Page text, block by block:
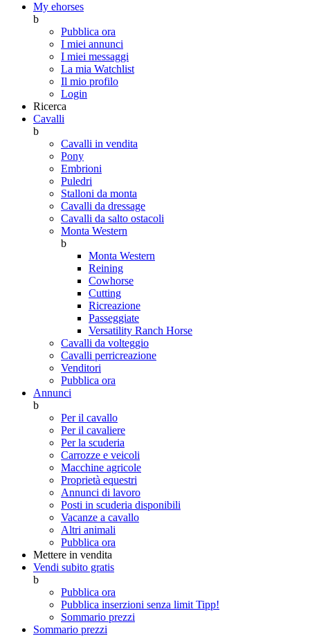
My ehorses
b
Pubblica ora
I miei annunci
I miei messaggi
La mia Watchlist
Il mio profilo
Login
Ricerca
Cavalli
b
Cavalli in vendita
Pony
Embrioni
Puledri
Stalloni da monta
Cavalli da dressage
Cavalli da salto ostacoli
Monta Western
b
Monta Western
Reining
Cowhorse
Cutting
Ricreazione
Passeggiate
Versatility Ranch Horse
Cavalli da volteggio
Cavalli perricreazione
Venditori
Pubblica ora
Annunci
b
Per il cavallo
Per il cavaliere
Per la scuderia
Carrozze e veicoli
Macchine agricole
Proprietà equestri
Annunci di lavoro
Posti in scuderia disponibili
Vacanze a cavallo
Altri animali
Pubblica ora
Mettere in vendita
Vendi subito gratis
b
Pubblica ora
Pubblica inserzioni senza limit Tipp!
Sommario prezzi
Sommario prezzi